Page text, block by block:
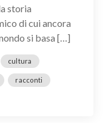
storia
di cui ancora
si basa […]
cultura
racconti